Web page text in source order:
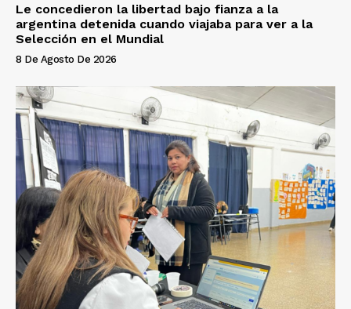
Le concedieron la libertad bajo fianza a la
argentina detenida cuando viajaba para ver a la
Selección en el Mundial
8 De Agosto De 2026